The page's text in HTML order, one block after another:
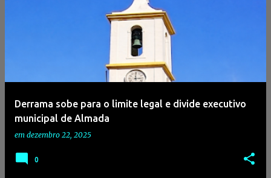
Derrama sobe para o limite legal e divide executivo
municipal de Almada
em dezembro 22, 2025
0